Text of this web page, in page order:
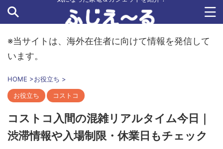
※当サイトは、海外在住者に向けて情報を発信して
います。
HOME >お役立ち >
お役立ち コストコ
コストコ入間の混雑リアルタイム今日｜
渋滞情報や入場制限・休業日もチェック